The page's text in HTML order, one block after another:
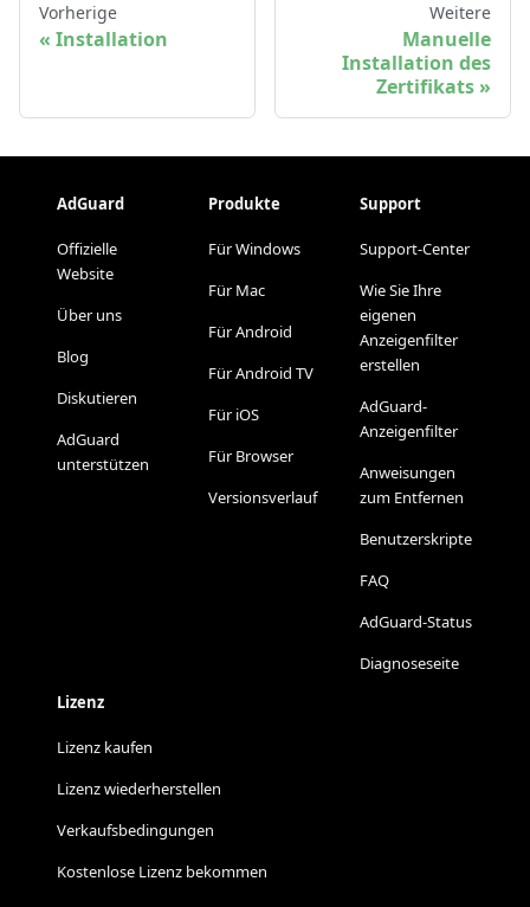
Vorherige
Installation
Weitere
Manuelle
Installation des
Zertifikats
AdGuard
Offizielle
Website
Über uns
Blog
Diskutieren
AdGuard
unterstützen
Produkte
Für Windows
Für Mac
Für Android
Für Android TV
Für iOS
Für Browser
Versionsverlauf
Support
Support-Center
Wie Sie Ihre
eigenen
Anzeigenfilter
erstellen
AdGuard-
Anzeigenfilter
Anweisungen
zum Entfernen
Benutzerskripte
FAQ
AdGuard-Status
Diagnoseseite
Lizenz
Lizenz kaufen
Lizenz wiederherstellen
Verkaufsbedingungen
Kostenlose Lizenz bekommen